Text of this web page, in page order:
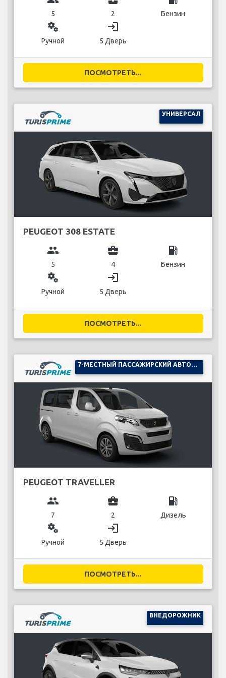
5 2 Бензин
miscellaneous_services
Ручной
login
5 Дверь
ПОСМОТРЕТЬ...
УНИВЕРСАЛ
PEUGEOT 308 ESTATE
group
5
business_center
4
local_gas_station
Бензин
miscellaneous_services
Ручной
login
5 Дверь
ПОСМОТРЕТЬ...
PEUGEOT TRAVELLER
group
7
business_center
2
local_gas_station
Дизель
miscellaneous_services
Ручной
login
5 Дверь
ПОСМОТРЕТЬ...
ВНЕДОРОЖНИК